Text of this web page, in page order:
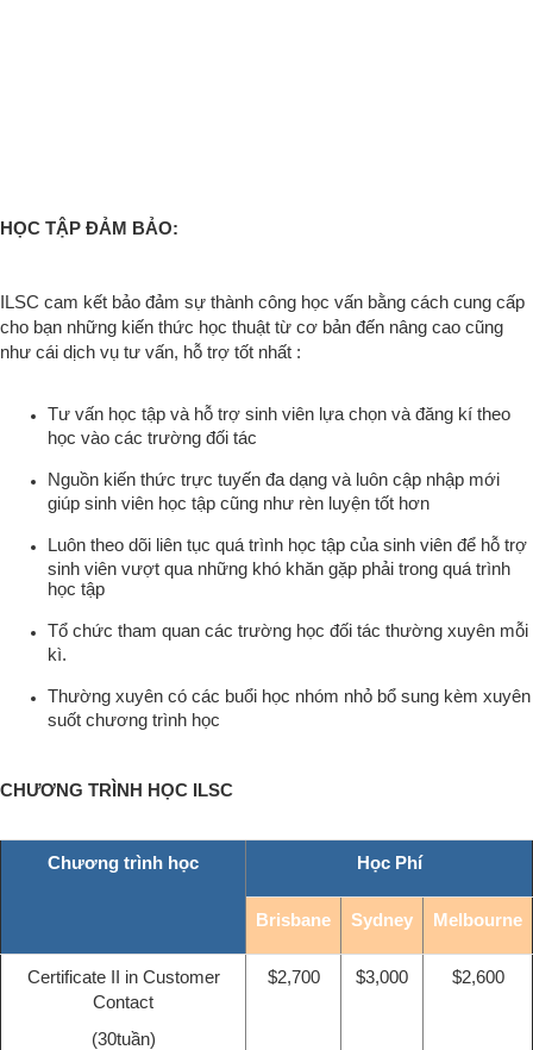
HỌC TẬP ĐẢM BẢO:
ILSC cam kết bảo đảm sự thành công học vấn bằng cách cung cấp
cho bạn những kiến thức học thuật từ cơ bản đến nâng cao cũng
như cái dịch vụ tư vấn, hỗ trợ tốt nhất :
Tư vấn học tập và hỗ trợ sinh viên lựa chọn và đăng kí theo
học vào các trường đối tác
Nguồn kiến thức trực tuyến đa dạng và luôn cập nhập mới
giúp sinh viên học tập cũng như rèn luyện tốt hơn
Luôn theo dõi liên tục quá trình học tập của sinh viên để hỗ trợ
sinh viên vượt qua những khó khăn gặp phải trong quá trình
học tập
Tổ chức tham quan các trường học đối tác thường xuyên mỗi
kì.
Thường xuyên có các buổi học nhóm nhỏ bổ sung kèm xuyên
suốt chương trình học
CHƯƠNG TRÌNH HỌC ILSC
Chương trình học Học Phí
Brisbane Sydney Melbourne
Certificate II in Customer
Contact
(30tuần)
$2,700 $3,000 $2,600